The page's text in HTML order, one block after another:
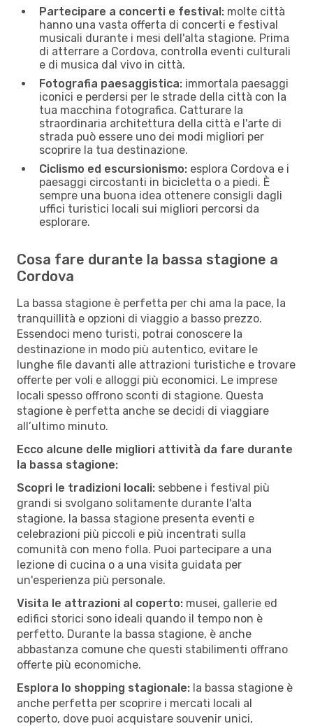
Partecipare a concerti e festival: molte città
hanno una vasta offerta di concerti e festival
musicali durante i mesi dell'alta stagione. Prima
di atterrare a Cordova, controlla eventi culturali
e di musica dal vivo in città.
Fotografia paesaggistica: immortala paesaggi
iconici e perdersi per le strade della città con la
tua macchina fotografica. Catturare la
straordinaria architettura della città e l'arte di
strada può essere uno dei modi migliori per
scoprire la tua destinazione.
Ciclismo ed escursionismo: esplora Cordova e i
paesaggi circostanti in bicicletta o a piedi. È
sempre una buona idea ottenere consigli dagli
uffici turistici locali sui migliori percorsi da
esplorare.
Cosa fare durante la bassa stagione a
Cordova
La bassa stagione è perfetta per chi ama la pace, la
tranquillità e opzioni di viaggio a basso prezzo.
Essendoci meno turisti, potrai conoscere la
destinazione in modo più autentico, evitare le
lunghe file davanti alle attrazioni turistiche e trovare
offerte per voli e alloggi più economici. Le imprese
locali spesso offrono sconti di stagione. Questa
stagione è perfetta anche se decidi di viaggiare
all’ultimo minuto.
Ecco alcune delle migliori attività da fare durante
la bassa stagione:
Scopri le tradizioni locali: sebbene i festival più
grandi si svolgano solitamente durante l'alta
stagione, la bassa stagione presenta eventi e
celebrazioni più piccoli e più incentrati sulla
comunità con meno folla. Puoi partecipare a una
lezione di cucina o a una visita guidata per
un'esperienza più personale.
Visita le attrazioni al coperto: musei, gallerie ed
edifici storici sono ideali quando il tempo non è
perfetto. Durante la bassa stagione, è anche
abbastanza comune che questi stabilimenti offrano
offerte più economiche.
Esplora lo shopping stagionale: la bassa stagione è
anche perfetta per scoprire i mercati locali al
coperto, dove puoi acquistare souvenir unici,